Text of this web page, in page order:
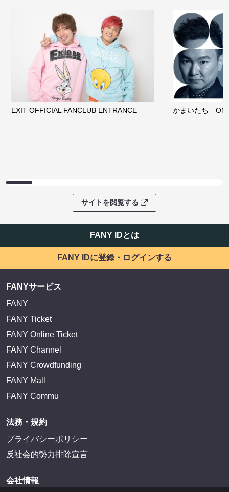
EXIT OFFICIAL FANCLUB ENTRANCE かまいたち
サイトを閲覧する
FANY IDとは
FANY IDに登録・ログインする
FANYサービス
FANY
FANY Ticket
FANY Online Ticket
FANY Channel
FANY Crowdfunding
FANY Mall
FANY Commu
法務・規約
プライバシーポリシー
反社会的勢力排除宣言
会社情報